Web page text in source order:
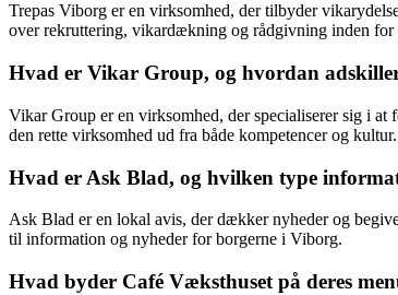
Trepas Viborg er en virksomhed, der tilbyder
over rekruttering, vikardækning og rådgivning inden for
Hvad er Vikar Group, og hvordan
Vikar Group er en virksomhed, der specialiserer sig i
den rette virksomhed ud fra både kompetencer og
Hvad er Ask Blad, og hvilken type
Ask Blad er en lokal avis, der dækker nyheder og
til information og nyheder for borgerne i Viborg.
Hvad byder Café Væksthuset på deres